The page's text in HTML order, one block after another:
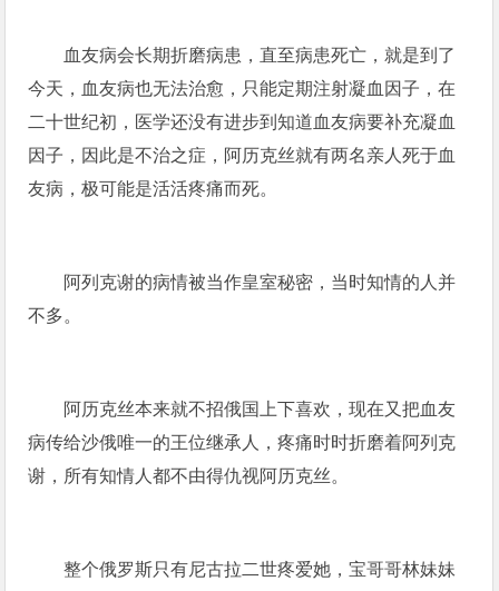
血友病会长期折磨病患，直至病患死亡，就是到了
今天，血友病也无法治愈，只能定期注射凝血因子，在
二十世纪初，医学还没有进步到知道血友病要补充凝血
因子，因此是不治之症，阿历克丝就有两名亲人死于血
友病，极可能是活活疼痛而死。
阿列克谢的病情被当作皇室秘密，当时知情的人并
不多。
阿历克丝本来就不招俄国上下喜欢，现在又把血友
病传给沙俄唯一的王位继承人，疼痛时时折磨着阿列克
谢，所有知情人都不由得仇视阿历克丝。
整个俄罗斯只有尼古拉二世疼爱她，宝哥哥林妹妹